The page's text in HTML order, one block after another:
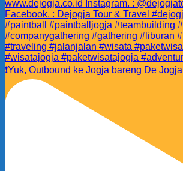
❗️Yuk, Outbound ke Jogja bareng De